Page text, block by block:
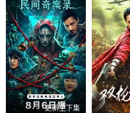
更新至下集